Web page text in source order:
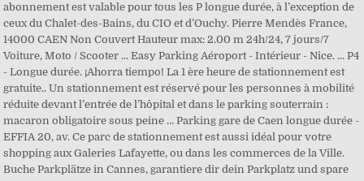
abonnement est valable pour tous les P longue durée, à l’exception de
ceux du Chalet-des-Bains, du CIO et d’Ouchy. Pierre Mendès France,
14000 CAEN Non Couvert Hauteur max: 2.00 m 24h/24, 7 jours/7
Voiture, Moto / Scooter ... Easy Parking Aéroport - Intérieur - Nice. ... P4
- Longue durée. ¡Ahorra tiempo! La 1 ère heure de stationnement est
gratuite.. Un stationnement est réservé pour les personnes à mobilité
réduite devant l’entrée de l’hôpital et dans le parking souterrain :
macaron obligatoire sous peine … Parking gare de Caen longue durée -
EFFIA 20, av. Ce parc de stationnement est aussi idéal pour votre
shopping aux Galeries Lafayette, ou dans les commerces de la Ville.
Buche Parkplätze in Cannes, garantiere dir dein Parkplatz und spare